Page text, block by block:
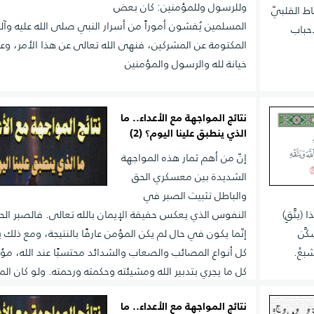
القلبيّ
وللرسول وللمؤمنين: كان بعض
المسلمين يُفشون أموراً من أسرار النبي صلى الله عليه
المكتومة عن المشركين، فنهى الله تعالى عن هذا الأمر،
خيانة لله والرسول والمؤمنين
(يتَّقِ)
نتائج المواجهة مع الأعداء.. ما
الذي ينطبق علينا اليوم؟ (2)
إنّ من أهم ثمار هذه المواجهة
الشديدة بين معسكري الحق
والباطل تثبيت الصبر في
النفوس الذي يعكس حقيقة الإيمان بالله تعالى. فالصبر
إنّما يكون في حال لم يكن المؤمن عارفًا بالنتيجة، ومع
كل أنواع المصائب والصعاب والشدائد محتسبًا عند الله،
كل ما يجري بتدبير الله ومشيئته وحكمته ورحمته. ولو كان
نتائج المواجهة مع الأعداء.. ما